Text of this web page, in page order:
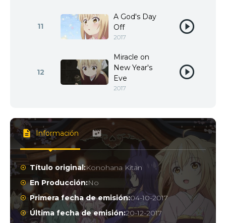
11
A God's Day
Off
2017
12
Miracle on
New Year's
Eve
2017
Información
Título original:Konohana Kitan
En Producción:No
Primera fecha de emisión:04-10-2017
Última fecha de emisión:20-12-2017